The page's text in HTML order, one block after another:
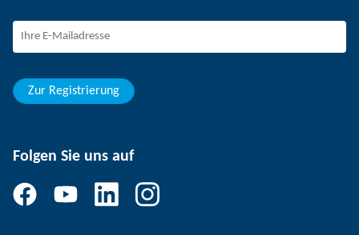
Berufseinsteiger
Schüler
Zur Registrierung
Folgen Sie uns auf